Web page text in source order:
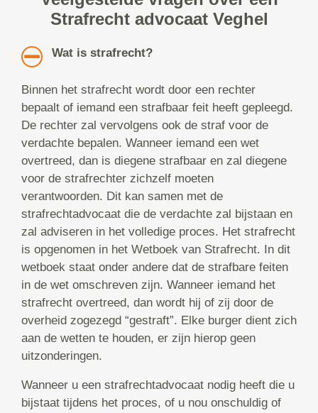
Strafrecht advocaat Veghel
Wat is strafrecht?
Binnen het strafrecht wordt door een rechter
bepaalt of iemand een strafbaar feit heeft gepleegd.
De rechter zal vervolgens ook de straf voor de
verdachte bepalen. Wanneer iemand een wet
overtreed, dan is diegene strafbaar en zal diegene
voor de strafrechter zichzelf moeten
verantwoorden. Dit kan samen met de
strafrechtadvocaat die de verdachte zal bijstaan en
zal adviseren in het volledige proces. Het strafrecht
is opgenomen in het Wetboek van Strafrecht. In dit
wetboek staat onder andere dat de strafbare feiten
in de wet omschreven zijn. Wanneer iemand het
strafrecht overtreed, dan wordt hij of zij door de
overheid zogezegd “gestraft”. Elke burger dient zich
aan de wetten te houden, er zijn hierop geen
uitzonderingen.
Wanneer u een strafrechtadvocaat nodig heeft die u
bijstaat tijdens het proces, of u nou onschuldig of